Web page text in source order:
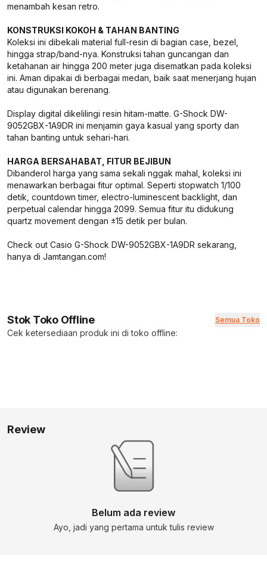
menambah kesan retro.
KONSTRUKSI KOKOH & TAHAN BANTING
Koleksi ini dibekali material full-resin di bagian case, bezel,
hingga strap/band-nya. Konstruksi tahan guncangan dan
ketahanan air hingga 200 meter juga disematkan pada koleksi
ini. Aman dipakai di berbagai medan, baik saat menerjang hujan
atau digunakan berenang.
Display digital dikelilingi resin hitam-matte. G-Shock DW-
9052GBX-1A9DR ini menjamin gaya kasual yang sporty dan
tahan banting untuk sehari-hari.
HARGA BERSAHABAT, FITUR BEJIBUN
Dibanderol harga yang sama sekali nggak mahal, koleksi ini
menawarkan berbagai fitur optimal. Seperti stopwatch 1/100
detik, countdown timer, electro-luminescent backlight, dan
perpetual calendar hingga 2099. Semua fitur itu didukung
quartz movement dengan ±15 detik per bulan.
Check out Casio G-Shock DW-9052GBX-1A9DR sekarang,
hanya di Jamtangan.com!
Stok Toko Offline Semua Toko
Cek ketersediaan produk ini di toko offline:
Review
Belum ada review
Ayo, jadi yang pertama untuk tulis review